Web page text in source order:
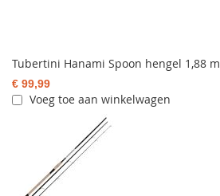
Tubertini Hanami Spoon hengel 1,88 m
€ 99,99
Voeg toe aan winkelwagen